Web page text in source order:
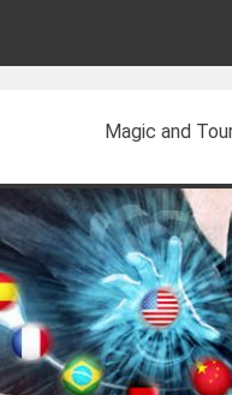
Magic and